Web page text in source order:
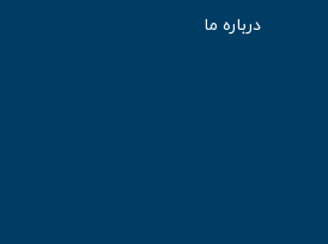
درباره ما